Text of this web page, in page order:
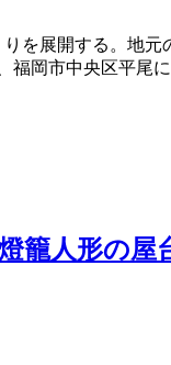
を展開する。地
岡市中央区平尾
籠人形の屋